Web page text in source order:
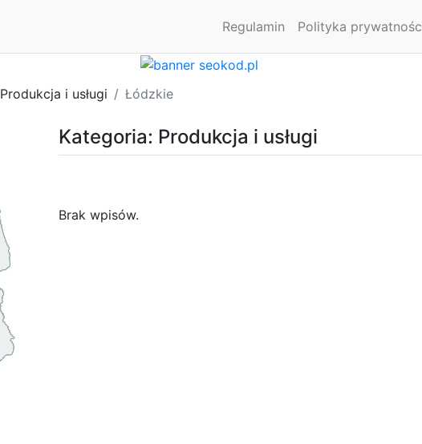
Regulamin Polityka prywatnośc
Produkcja i usługi Łódzkie
Kategoria: Produkcja i usługi
Brak wpisów.